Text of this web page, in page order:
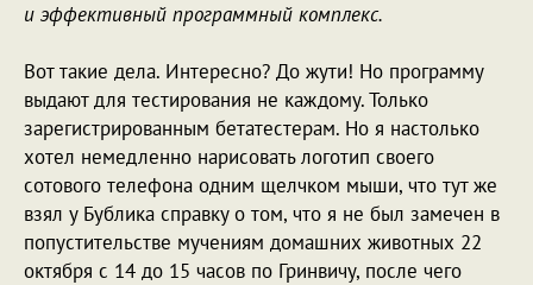
и эффективный программный комплекс.
Вот такие дела. Интересно? До жути! Но программу
выдают для тестирования не каждому. Только
зарегистрированным бетатестерам. Но я настолько
хотел немедленно нарисовать логотип своего
сотового телефона одним щелчком мыши, что тут же
взял у Бублика справку о том, что я не был замечен в
попустительстве мучениям домашних животных 22
октября с 14 до 15 часов по Гринвичу, после чего